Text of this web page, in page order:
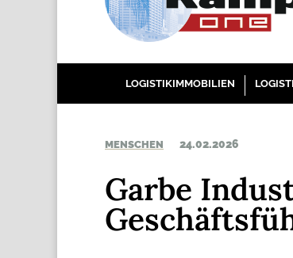
LOGISTIKIMMOBILIEN
MENSCHEN 24.02.2026
Garbe